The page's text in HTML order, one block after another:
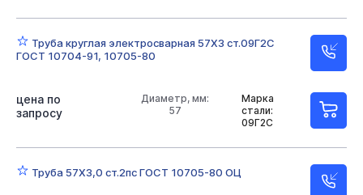
Труба круглая электросварная 57Х3 ст.09Г2С
ГОСТ 10704-91, 10705-80
Марка
стали:
09Г2С
Диаметр, мм:
57
цена по
запросу
Труба 57Х3,0 ст.2пс ГОСТ 10705-80 ОЦ